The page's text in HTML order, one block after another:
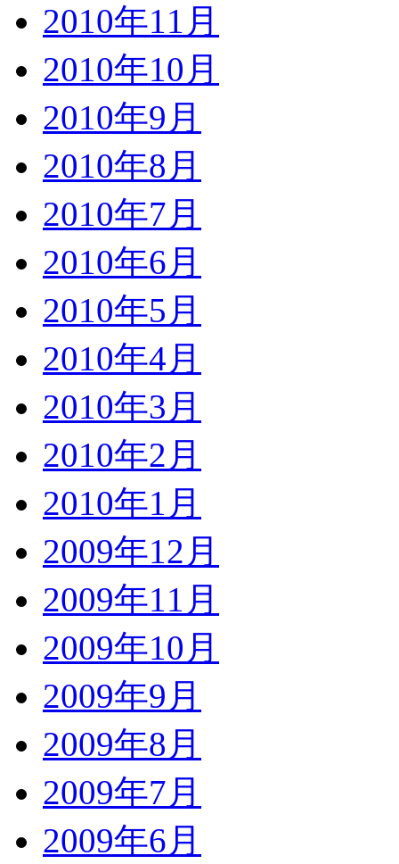
2010年11月
2010年10月
2010年9月
2010年8月
2010年7月
2010年6月
2010年5月
2010年4月
2010年3月
2010年2月
2010年1月
2009年12月
2009年11月
2009年10月
2009年9月
2009年8月
2009年7月
2009年6月